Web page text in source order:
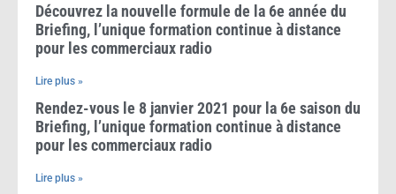
Découvrez la nouvelle formule de la 6e année du
Briefing, l’unique formation continue à distance
pour les commerciaux radio
Lire plus »
Rendez-vous le 8 janvier 2021 pour la 6e saison du
Briefing, l’unique formation continue à distance
pour les commerciaux radio
Lire plus »